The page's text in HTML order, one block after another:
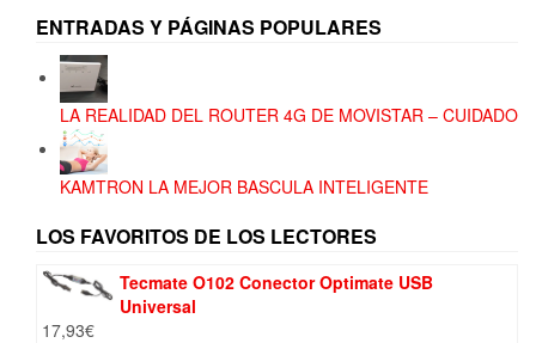
ENTRADAS Y PÁGINAS POPULARES
LA REALIDAD DEL ROUTER 4G DE MOVISTAR – CUIDADO
KAMTRON LA MEJOR BASCULA INTELIGENTE
LOS FAVORITOS DE LOS LECTORES
Tecmate O102 Conector Optimate USB
Universal
17,93€